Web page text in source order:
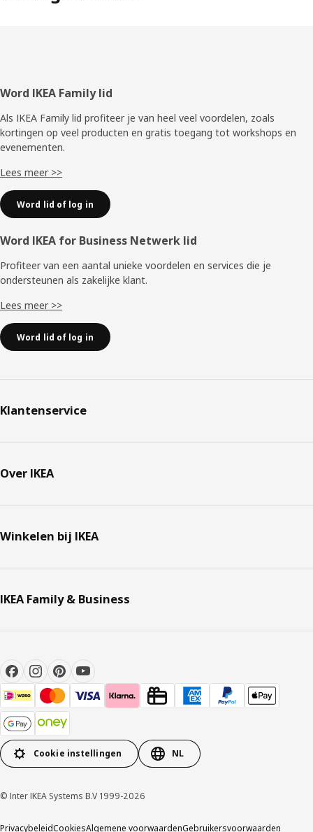
Voettekst
Word IKEA Family lid
Als IKEA Family lid profiteer je van heel veel voordelen, zoals
kortingen op veel producten en gratis toegang tot workshops en
evenementen.
Lees meer >>
Word lid of log in
Word IKEA for Business Netwerk lid
Profiteer van een aantal unieke voordelen en services die je
ondersteunen als zakelijke klant.
Lees meer >>
Word lid of log in
Klantenservice
Over IKEA
Winkelen bij IKEA
IKEA Family & Business
Cookie instellingen NL
© Inter IKEA Systems B.V 1999-2026
PrivacybeleidCookiesAlgemene voorwaardenGebruikersvoorwaarden